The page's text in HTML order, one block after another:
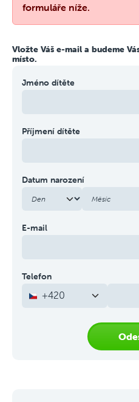
formuláře níže.
Vložte Váš e-mail a budeme
místo.
Jméno dítěte
Příjmení dítěte
Datum narození
E-mail
Telefon
+420